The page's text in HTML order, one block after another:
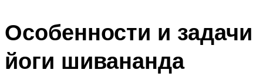
Особенности и задачи
йоги шивананда